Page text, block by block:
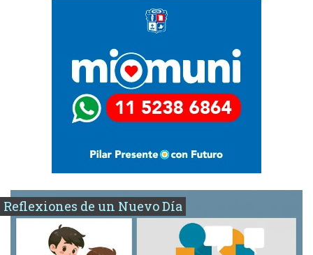
Reflexiones de un Nuevo Día